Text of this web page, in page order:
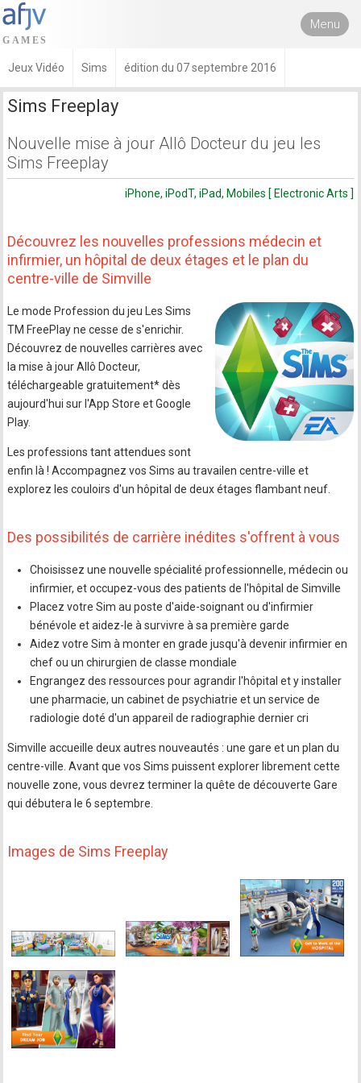
Menu
Jeux Vidéo Sims édition du 07 septembre 2016
Sims Freeplay
Nouvelle mise à jour Allô Docteur du jeu les
Sims Freeplay
iPhone, iPodT, iPad, Mobiles [ Electronic Arts ]
Découvrez les nouvelles professions médecin et
infirmier, un hôpital de deux étages et le plan du
centre-ville de Simville
Le mode Profession du jeu Les Sims
TM FreePlay ne cesse de s'enrichir.
Découvrez de nouvelles carrières avec
la mise à jour Allô Docteur,
téléchargeable gratuitement* dès
aujourd'hui sur l'App Store et Google
Play.
Les professions tant attendues sont
enfin là ! Accompagnez vos Sims au travailen centre-ville et
explorez les couloirs d'un hôpital de deux étages flambant neuf.
Des possibilités de carrière inédites s'offrent à vous
Choisissez une nouvelle spécialité professionnelle, médecin ou
infirmier, et occupez-vous des patients de l'hôpital de Simville
Placez votre Sim au poste d'aide-soignant ou d'infirmier
bénévole et aidez-le à survivre à sa première garde
Aidez votre Sim à monter en grade jusqu'à devenir infirmier en
chef ou un chirurgien de classe mondiale
Engrangez des ressources pour agrandir l'hôpital et y installer
une pharmacie, un cabinet de psychiatrie et un service de
radiologie doté d'un appareil de radiographie dernier cri
Simville accueille deux autres nouveautés : une gare et un plan du
centre-ville. Avant que vos Sims puissent explorer librement cette
nouvelle zone, vous devrez terminer la quête de découverte Gare
qui débutera le 6 septembre.
Images de Sims Freeplay